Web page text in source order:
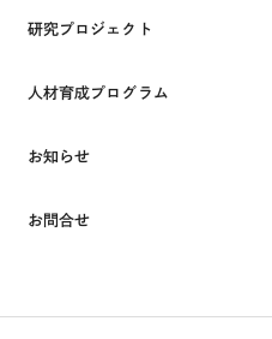
研究プロジェクト
人材育成プログラム
お知らせ
お問合せ